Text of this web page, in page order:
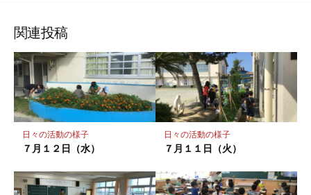
ア
ク
マ
ー
ク
に
存
関連投稿
日々の活動の様子
７月１２日（水）
日々の活動の様子
７月１１日（火）